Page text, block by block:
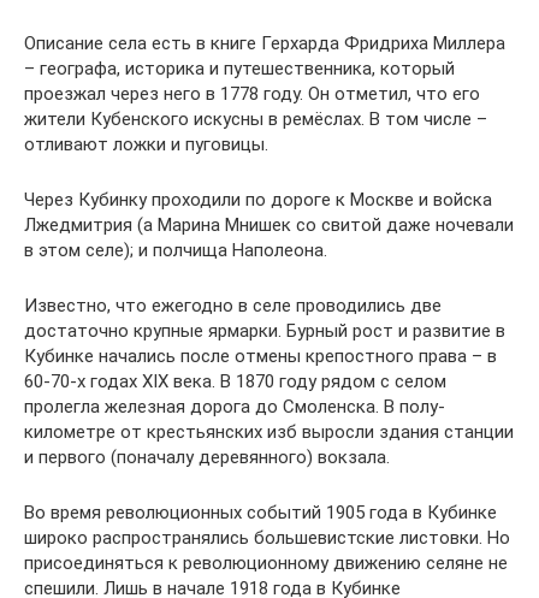
Описание села есть в книге Герхарда Фридриха Миллера
– географа, историка и путешественника, который
проезжал через него в 1778 году. Он отметил, что его
жители Кубенского искусны в ремёслах. В том числе –
отливают ложки и пуговицы.
Через Кубинку проходили по дороге к Москве и войска
Лжедмитрия (а Марина Мнишек со свитой даже ночевали
в этом селе); и полчища Наполеона.
Известно, что ежегодно в селе проводились две
достаточно крупные ярмарки. Бурный рост и развитие в
Кубинке начались после отмены крепостного права – в
60-70-х годах XIX века. В 1870 году рядом с селом
пролегла железная дорога до Смоленска. В полу­
километре от крестьянских изб выросли здания станции
и первого (поначалу деревянного) вокзала.
Во время революционных событий 1905 года в Кубинке
широко распространялись большевистские листовки. Но
присоединяться к революционному движению селяне не
спешили. Лишь в начале 1918 года в Кубинке